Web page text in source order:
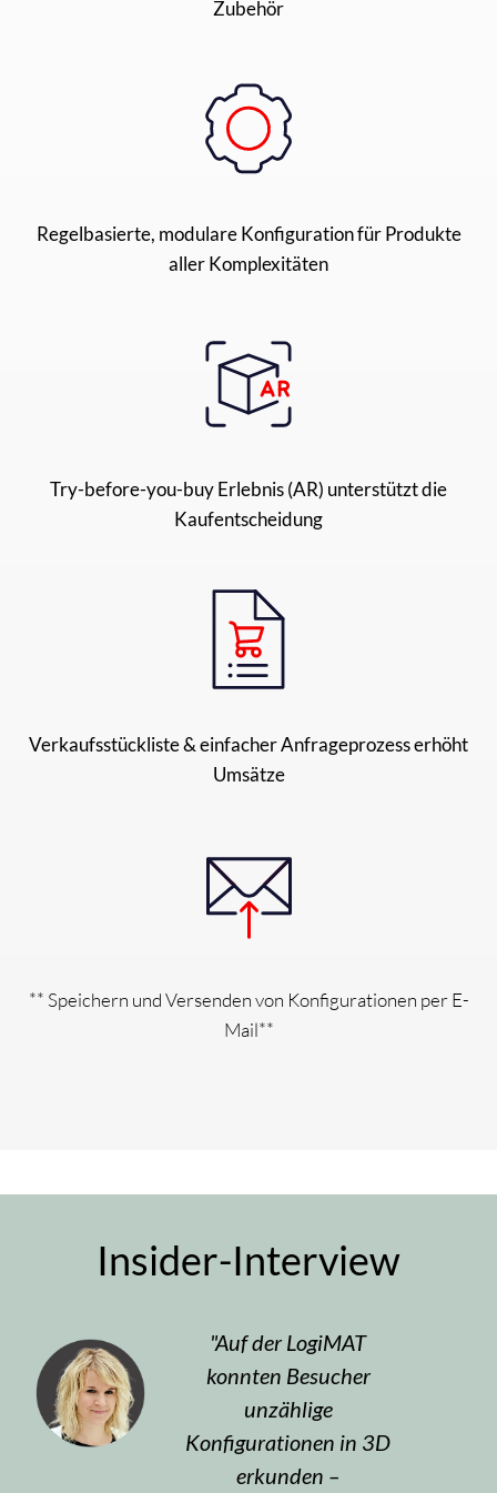
Zubehör
Regelbasierte, modulare Konfiguration für Produkte
aller Komplexitäten
Try-before-you-buy Erlebnis (AR) unterstützt die
Kaufentscheidung
Verkaufsstückliste & einfacher Anfrageprozess erhöht
Umsätze
** Speichern und Versenden von Konfigurationen per E-
Mail**
Insider-Interview
Auf der LogiMAT
konnten Besucher
unzählige
Konfigurationen in 3D
erkunden –